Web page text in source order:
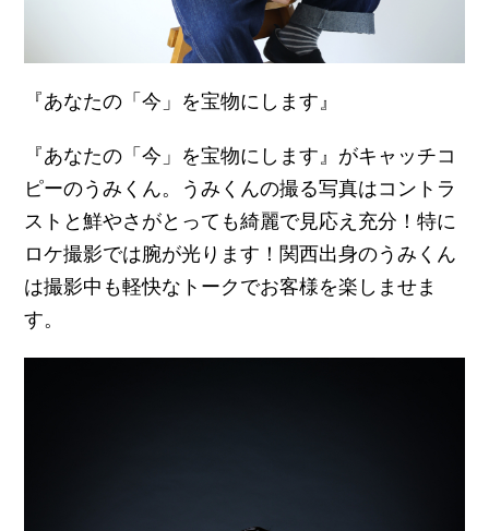
『あなたの「今」を宝物にします』
『あなたの「今」を宝物にします』がキャッチコ
ピーのうみくん。うみくんの撮る写真はコントラ
ストと鮮やさがとっても綺麗で見応え充分！特に
ロケ撮影では腕が光ります！関西出身のうみくん
は撮影中も軽快なトークでお客様を楽しませま
す。